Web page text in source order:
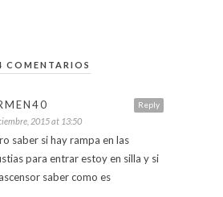
COMENTARIOS
Reply
2015 at 13:50
saber si hay rampa en las
para entrar estoy en silla y si
saber como es